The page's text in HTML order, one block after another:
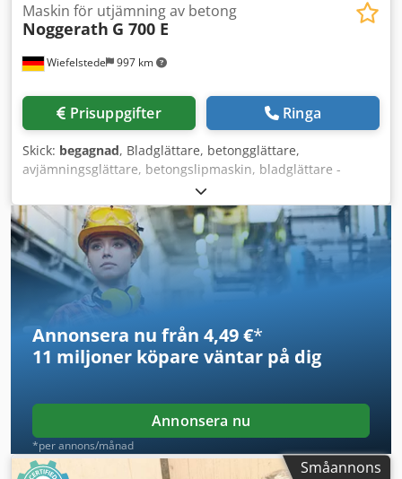
Wiefelstede 997 km
Maskin för utjämning av betong
Noggerath G 700 E
Prisuppgifter Ringa
Skick: begagnad, Bladglättare, betongglättare,
avjämningsglättare, betongslipmaskin, bladglättare -
Tillverkare: Noggerath, handstyrd betongglättare typ G 700
E Cedpfsg T I Nwox Amrsha -Elmotor: 2,0 / 1,35 kW -
Skivdiameter: 700 mm -Transportmått: 1040/780/H1300
mm -Vikt: 69 kg
Annonsera nu från 4,49 €*
11 miljoner köpare väntar på dig
Annonsera nu
*per annons/månad
Småannons